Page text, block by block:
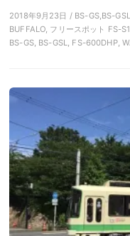
2018年9月23日 / BS-GS,BS-
BUFFALO, フリースポット FS-
BS-GS, BS-GSL, FS-600DHP,